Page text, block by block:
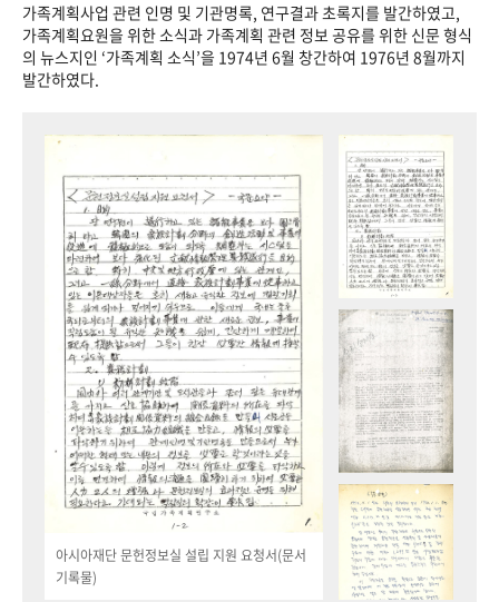
가족계획사업 관련 인명 및 기관명록, 연구결과 초록지를 발간하였고,
가족계획요원을 위한 소식과 가족계획 관련 정보 공유를 위한 신문 형식
의 뉴스지인 ‘가족계획 소식’을 1974년 6월 창간하여 1976년 8월까지
발간하였다.
아시아재단 문헌정보실 설립 지원 요청서(문서
기록물)